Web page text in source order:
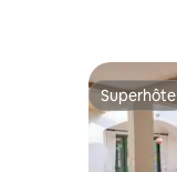
Superhôte
Superhôte